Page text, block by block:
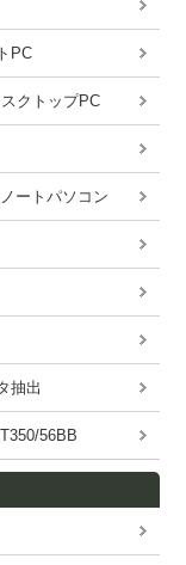
PC
クトップPC
ートパソコン
抽出
56BB